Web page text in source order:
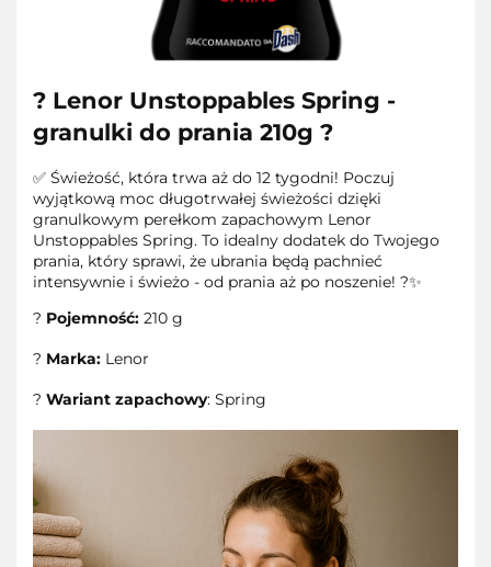
? Lenor Unstoppables Spring -
granulki do prania 210g ?
✅ Świeżość, która trwa aż do 12 tygodni! Poczuj
wyjątkową moc długotrwałej świeżości dzięki
granulkowym perełkom zapachowym Lenor
Unstoppables Spring. To idealny dodatek do Twojego
prania, który sprawi, że ubrania będą pachnieć
intensywnie i świeżo - od prania aż po noszenie! ?✨
? Pojemność: 210 g
? Marka: Lenor
? Wariant zapachowy: Spring